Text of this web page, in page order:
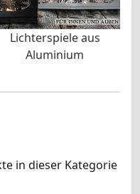
Lichterspiele aus
Aluminium
in dieser Kategorie